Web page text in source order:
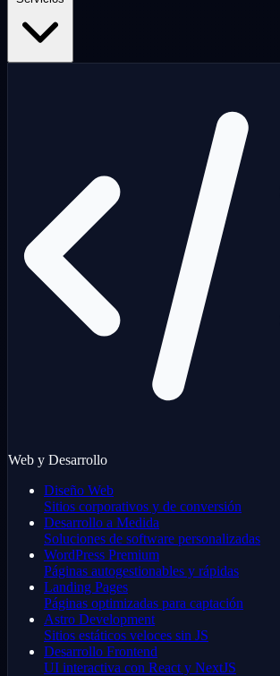
Web y Desarrollo
Diseño Web
Sitios corporativos y de conversión
Desarrollo a Medida
Soluciones de software personalizadas
WordPress Premium
Páginas autogestionables y rápidas
Landing Pages
Páginas optimizadas para captación
Astro Development
Sitios estáticos veloces sin JS
Desarrollo Frontend
UI interactiva con React y NextJS